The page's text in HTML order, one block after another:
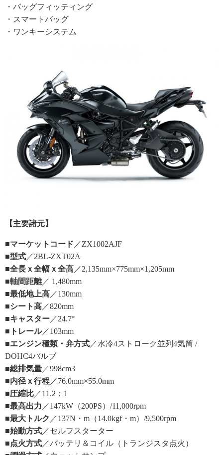
・バッグフィッティング
・スマートバッグ
・ワンキーシステム
【主要諸元】
■マーケットコード ／ZX1002AJF
■型式 ／2BL-ZXT02A
■全長ｘ全幅ｘ全高 ／2,135mm×775mm×1,205mm
■軸間距離／ 1,480mm
■最低地上高 ／130mm
■シート高 ／820mm
■キャスター ／24.7°
■トレール／103mm
■エンジン種類・弁方式 ／水冷4ストローク並列4気筒 /
DOHC4バルブ
■総排気量 ／998cm3
■内径ｘ行程 ／76.0mm×55.0mm
■圧縮比 ／11.2：1
■最高出力 ／147kW（200PS）/11,000rpm
■最大トルク ／137N・m（14.0kgf・m）/9,500rpm
■始動方式 ／セルフスターター
■点火方式 ／バッテリ＆コイル（トランジスタ点火）